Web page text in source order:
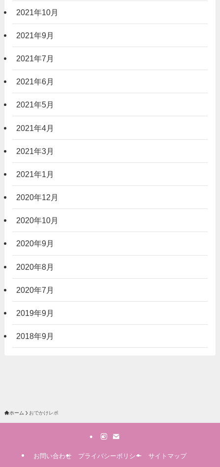
2021年10月
2021年9月
2021年7月
2021年6月
2021年5月
2021年4月
2021年3月
2021年1月
2020年12月
2020年10月
2020年9月
2020年8月
2020年7月
2019年9月
2018年9月
ホーム おでかけレポ
お問い合わせ プライバシーポリシー サイトマップ